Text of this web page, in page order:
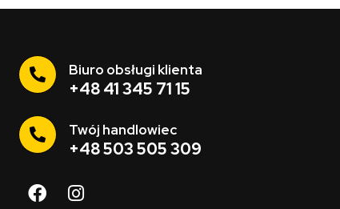
Biuro obsługi klienta
+48 41 345 71 15
Twój handlowiec
+48 503 505 309